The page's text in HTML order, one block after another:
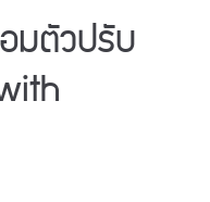
มตัวปรับ